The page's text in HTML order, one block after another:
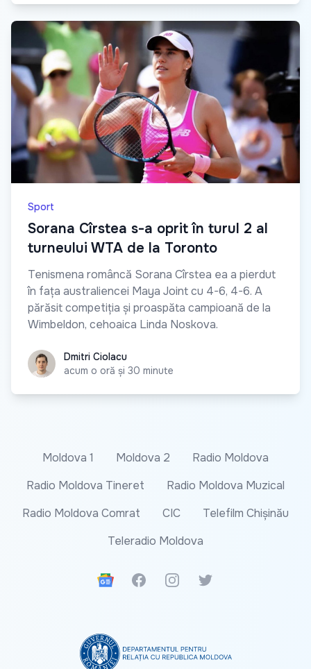
Sport
Sorana Cîrstea s-a oprit în turul 2 al
turneului WTA de la Toronto
Tenismena româncă Sorana Cîrstea ea a pierdut
în fața australiencei Maya Joint cu 4-6, 4-6. A
părăsit competiția și proaspăta campioană de la
Wimbeldon, cehoaica Linda Noskova.
Dmitri Ciolacu
Dmitri Ciolacu
acum o oră și 30 minute
Moldova 1 Moldova 2
Radio Moldova
Radio Moldova Tineret
Radio Moldova Muzical
Radio Moldova Comrat
CIC
Telefilm Chișinău
Teleradio Moldova
Google News
FacebookInstagramTwitter